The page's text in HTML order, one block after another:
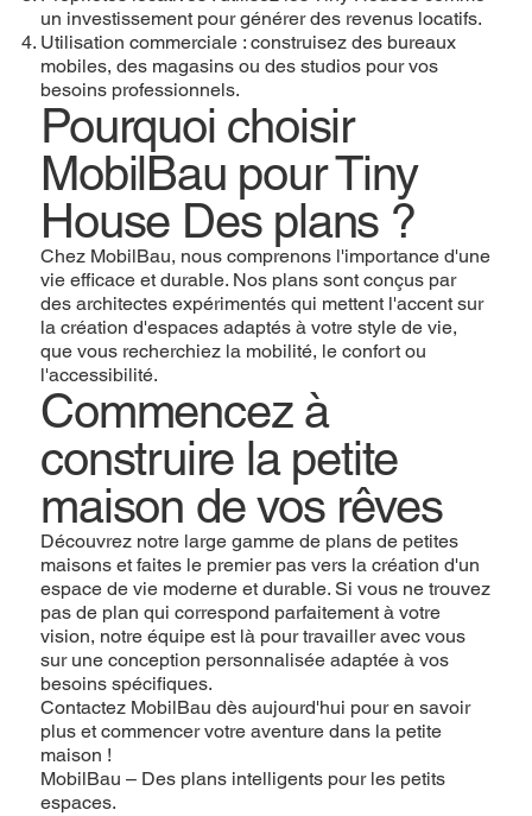
un investissement pour générer des revenus locatifs.
Utilisation commerciale : construisez des bureaux
mobiles, des magasins ou des studios pour vos
besoins professionnels.
Pourquoi choisir
MobilBau pour Tiny
House Des plans ?
Chez MobilBau, nous comprenons l'importance d'une
vie efficace et durable. Nos plans sont conçus par
des architectes expérimentés qui mettent l'accent sur
la création d'espaces adaptés à votre style de vie,
que vous recherchiez la mobilité, le confort ou
l'accessibilité.
Commencez à
construire la petite
maison de vos rêves
Découvrez notre large gamme de plans de petites
maisons et faites le premier pas vers la création d'un
espace de vie moderne et durable. Si vous ne trouvez
pas de plan qui correspond parfaitement à votre
vision, notre équipe est là pour travailler avec vous
sur une conception personnalisée adaptée à vos
besoins spécifiques.
Contactez MobilBau dès aujourd'hui pour en savoir
plus et commencer votre aventure dans la petite
maison !
MobilBau – Des plans intelligents pour les petits
espaces.